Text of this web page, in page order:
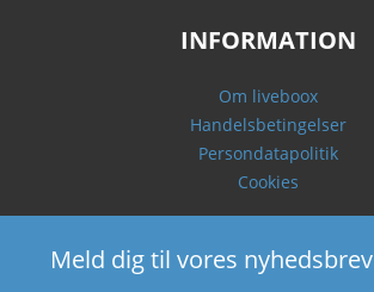
INFORMATION
Om liveboox
Handelsbetingelser
Persondatapolitik
Cookies
Meld dig til vores nyhedsbrev